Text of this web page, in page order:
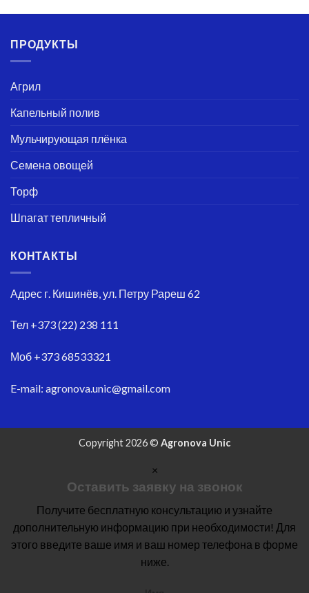
ПРОДУКТЫ
Агрил
Капельный полив
Мульчирующая плёнка
Семена овощей
Торф
Шпагат тепличный
КОНТАКТЫ
Адрес г. Кишинёв, ул. Петру Рареш 62
Тел +373 (22) 238 111
Моб +373 68533321
E-mail: agronova.unic@gmail.com
Copyright 2026 © Agronova Unic
×
Оставить заявку на звонок
Получите бесплатную консультацию и узнайте
дополнительную информацию при необходимости! Для
этого введите ваше имя и ваш номер телефона в форме
ниже.